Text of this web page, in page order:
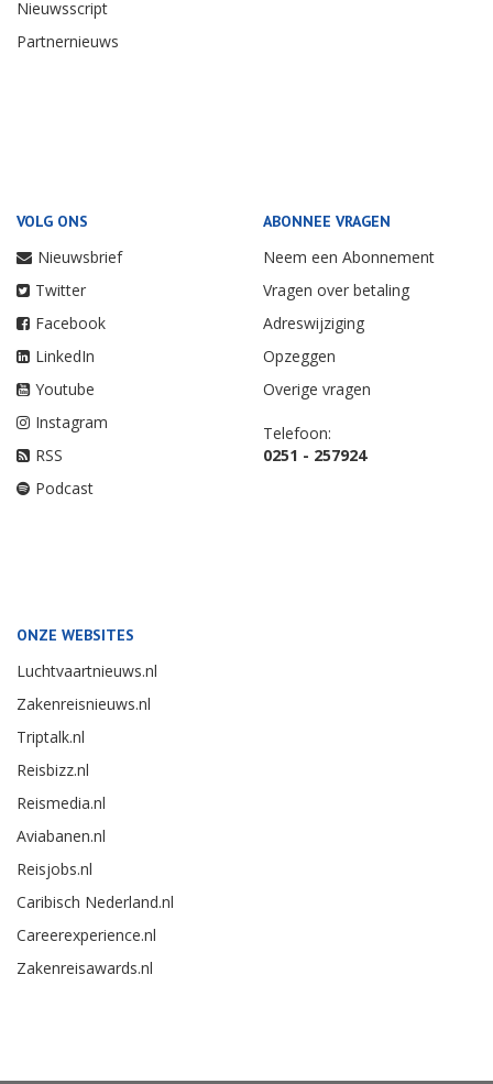
Nieuwsscript
Partnernieuws
VOLG ONS
Nieuwsbrief
Twitter
Facebook
LinkedIn
Youtube
Instagram
RSS
Podcast
ABONNEE VRAGEN
Neem een Abonnement
Vragen over betaling
Adreswijziging
Opzeggen
Overige vragen
Telefoon:
0251 - 257924
ONZE WEBSITES
Luchtvaartnieuws.nl
Zakenreisnieuws.nl
Triptalk.nl
Reisbizz.nl
Reismedia.nl
Aviabanen.nl
Reisjobs.nl
Caribisch Nederland.nl
Careerexperience.nl
Zakenreisawards.nl